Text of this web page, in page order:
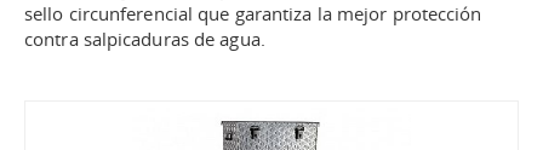
sello circunferencial que garantiza la mejor protección
contra salpicaduras de agua.